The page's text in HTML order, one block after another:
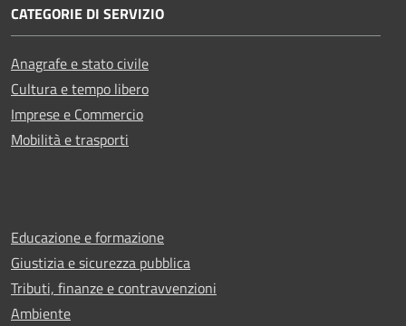
CATEGORIE DI SERVIZIO
Anagrafe e stato civile
Cultura e tempo libero
Imprese e Commercio
Mobilità e trasporti
Educazione e formazione
Giustizia e sicurezza pubblica
Tributi, finanze e contravvenzioni
Ambiente